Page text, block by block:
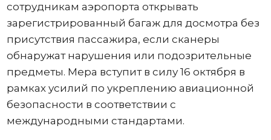
сотрудникам аэропорта открывать
зарегистрированный багаж для досмотра без
присутствия пассажира, если сканеры
обнаружат нарушения или подозрительные
предметы. Мера вступит в силу 16 октября в
рамках усилий по укреплению авиационной
безопасности в соответствии с
международными стандартами.